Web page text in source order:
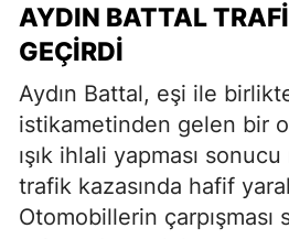
AYDIN BATTAL
GEÇIRDI
Aydın Battal, eşi ile
istikametinden gelen bir
ışık ihlali yapması
trafik kazasında hafif
Otomobillerin